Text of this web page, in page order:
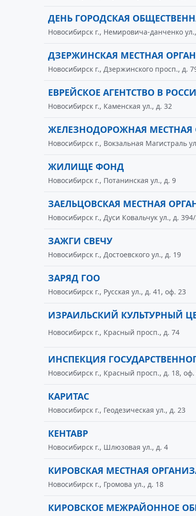
ДЕНЬ ГОРОДСКАЯ
Новосибирск г., Немировича-данченко
ДЗЕРЖИНСКАЯ МЕСТНАЯ
Новосибирск г., Дзержинского просп., д.
ЕВРЕЙСКОЕ АГЕНТСТВО В
Новосибирск г., Каменская ул., д. 32
ЖЕЛЕЗНОДОРОЖНАЯ МЕСТНАЯ
Новосибирск г., Вокзальная Магистраль
ЖИЛИЩЕ ФОНД
Новосибирск г., Потанинская ул., д. 9
ЗАЕЛЬЦОВСКАЯ МЕСТНАЯ
Новосибирск г., Дуси Ковальчук ул., д.
ЗАЖГИ СВЕЧУ
Новосибирск г., Достоевского ул., д. 19
ЗАРЯД ГОО
Новосибирск г., Русская ул., д. 41, оф. 23
ИЗРАИЛЬСКИЙ КУЛЬТУРНЫЙ
Новосибирск г., Красный просп., д. 74
ИНСПЕКЦИЯ
Новосибирск г., Красный просп., д. 18, оф.
КАРИТАС
Новосибирск г., Геодезическая ул., д. 23
КЕНТАВР
Новосибирск г., Шлюзовая ул., д. 4
КИРОВСКАЯ МЕСТНАЯ
Новосибирск г., Громова ул., д. 18
КИРОВСКОЕ МЕЖРАЙОННОЕ